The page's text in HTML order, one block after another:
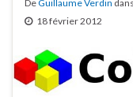
DeGuillaume Verdin
18 février 2012